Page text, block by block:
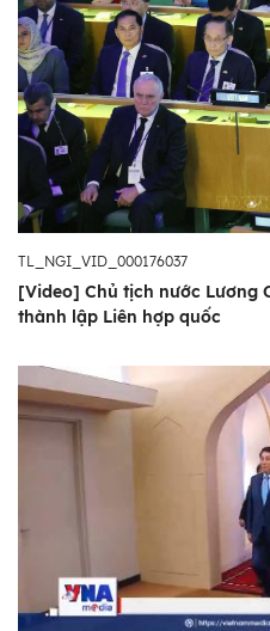
TL_NGI_VID_000176037
[Video] Chủ tịch nước Lương
thành lập Liên hợp quốc